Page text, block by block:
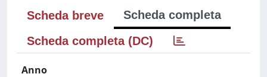
Scheda breve
Scheda completa
Scheda completa (DC)
Anno